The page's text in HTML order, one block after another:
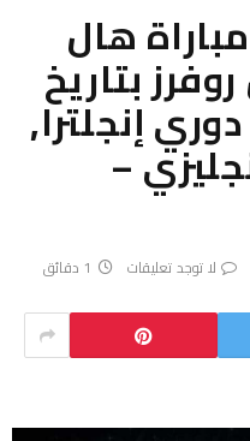
هال
بتاريخ
11 في دوري إنجلترا,
–
لا توجد تعليقات 1 دقائق